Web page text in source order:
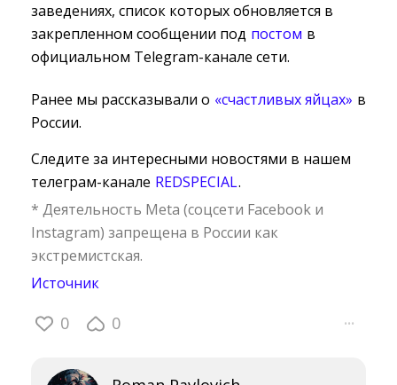
заведениях, список которых обновляется в
закрепленном сообщении под постом в
официальном Telegram-канале сети.
Ранее мы рассказывали о «счастливых яйцах» в
России.
Следите за интересными новостями в нашем
телеграм-канале REDSPECIAL.
* Деятельность Meta (соцсети Facebook и
Instagram) запрещена в России как
экстремистская.
Источник
0 0 ···